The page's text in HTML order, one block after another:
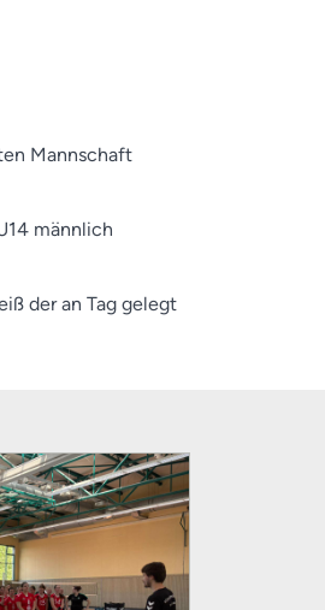
Mannschaft
männlich
der an Tag gelegt